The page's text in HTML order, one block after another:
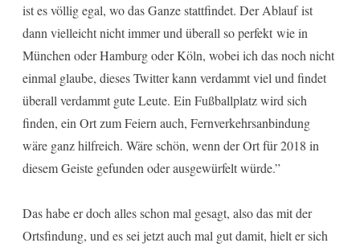
ist es völlig egal, wo das Ganze stattfindet. Der Ablauf ist
dann vielleicht nicht immer und überall so perfekt wie in
München oder Hamburg oder Köln, wobei ich das noch nicht
einmal glaube, dieses Twitter kann verdammt viel und findet
überall verdammt gute Leute. Ein Fußballplatz wird sich
finden, ein Ort zum Feiern auch, Fernverkehrsanbindung
wäre ganz hilfreich. Wäre schön, wenn der Ort für 2018 in
diesem Geiste gefunden oder ausgewürfelt würde.”
Das habe er doch alles schon mal gesagt, also das mit der
Ortsfindung, und es sei jetzt auch mal gut damit, hielt er sich